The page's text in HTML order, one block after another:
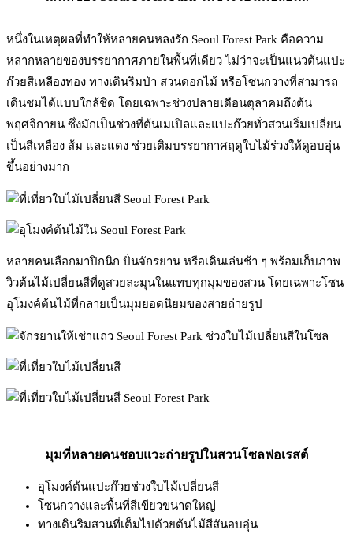
หนึ่งในเหตุผลที่ทำให้หลายคนหลงรัก Seoul Forest Park คือความ
หลากหลายของบรรยากาศภายในพื้นที่เดียว ไม่ว่าจะเป็นแนวต้นแปะ
ก๊วยสีเหลืองทอง ทางเดินริมป่า สวนดอกไม้ หรือโซนกวางที่สามารถ
เดินชมได้แบบใกล้ชิด โดยเฉพาะช่วงปลายเดือนตุลาคมถึงต้น
พฤศจิกายน ซึ่งมักเป็นช่วงที่ต้นเมเปิลและแปะก๊วยทั่วสวนเริ่มเปลี่ยน
เป็นสีเหลือง ส้ม และแดง ช่วยเติมบรรยากาศฤดูใบไม้ร่วงให้ดูอบอุ่น
ขึ้นอย่างมาก
หลายคนเลือกมาปิกนิก ปั่นจักรยาน หรือเดินเล่นช้า ๆ พร้อมเก็บภาพ
วิวต้นไม้เปลี่ยนสีที่ดูสวยละมุนในแทบทุกมุมของสวน โดยเฉพาะโซน
อุโมงค์ต้นไม้ที่กลายเป็นมุมยอดนิยมของสายถ่ายรูป
มุมที่หลายคนชอบแวะถ่ายรูปในสวนโซลฟอเรสต์
อุโมงค์ต้นแปะก๊วยช่วงใบไม้เปลี่ยนสี
โซนกวางและพื้นที่สีเขียวขนาดใหญ่
ทางเดินริมสวนที่เต็มไปด้วยต้นไม้สีสันอบอุ่น